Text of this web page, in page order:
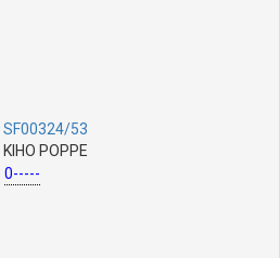
SF00324/53
KIHO POPPE
0-----